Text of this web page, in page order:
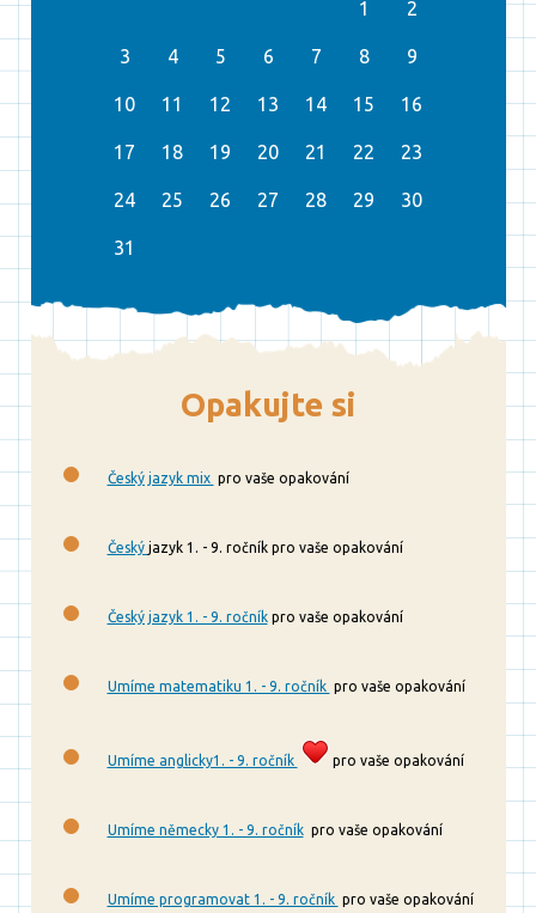
1 2
3 4 5 6 7 8 9
10 11 12 13 14 15 16
17 18 19 20 21 22 23
24 25 26 27 28 29 30
31
Opakujte si
Český jazyk mix pro vaše opakování
Český jazyk 1. - 9. ročník pro vaše opakování
Český jazyk 1. - 9. ročníkpro vaše opakování
Umíme matematiku 1. - 9. ročník pro vaše opakování
Umíme anglicky1. - 9. ročník pro vaše opakování
Umíme německy 1. - 9. ročníkpro vaše opakování
Umíme programovat 1. - 9. ročník pro vaše opakování